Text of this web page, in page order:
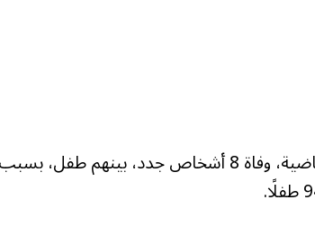
سجلت وزارة الصحة في غزة، خلال الساعات الأربع والعشرين الماضية، وفاة 8 أشخاص جدد، بينهم طفل، بسبب